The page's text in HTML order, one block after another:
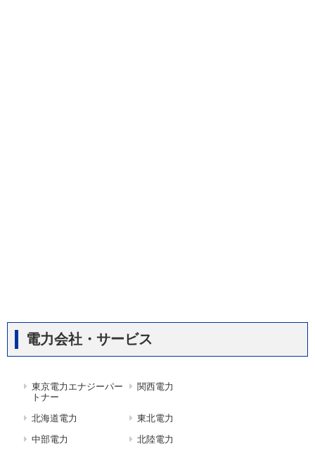
電力会社・サービス
東京電力エナジーパー
トナー
関西電力
北海道電力
東北電力
中部電力
北陸電力